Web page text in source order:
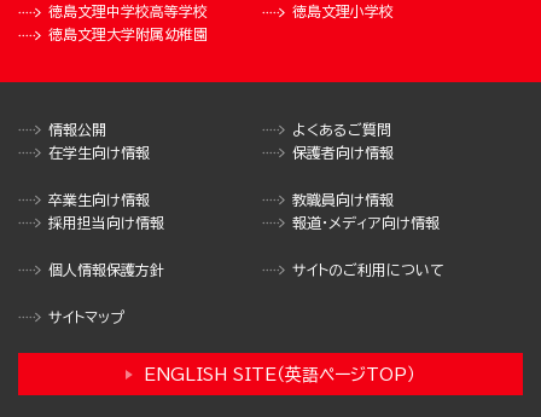
徳島文理中学校高等学校
徳島文理小学校
徳島文理大学附属幼稚園
情報公開
よくあるご質問
在学生向け情報
保護者向け情報
卒業生向け情報
教職員向け情報
採用担当向け情報
報道・メディア向け情報
個人情報保護方針 サイトのご利用について
サイトマップ
ENGLISH SITE（英語ページTOP）